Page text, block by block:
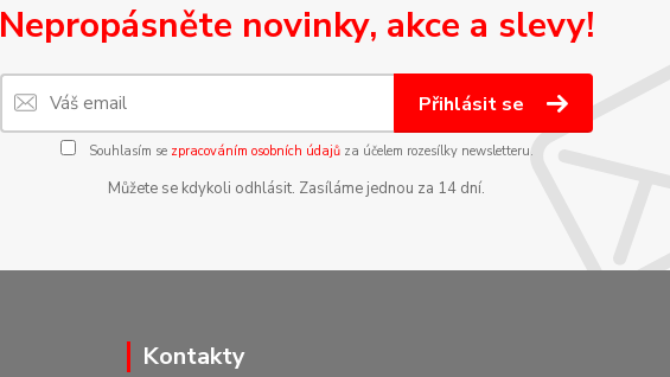
Nepropásněte novinky, akce a slevy!
Přihlásit se
Souhlasím se zpracováním osobních údajůza účelem rozesílky newsletteru.
Můžete se kdykoli odhlásit. Zasíláme jednou za 14 dní.
Kontakty